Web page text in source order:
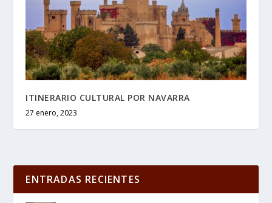
ITINERARIO CULTURAL POR NAVARRA
27 enero, 2023
ENTRADAS RECIENTES